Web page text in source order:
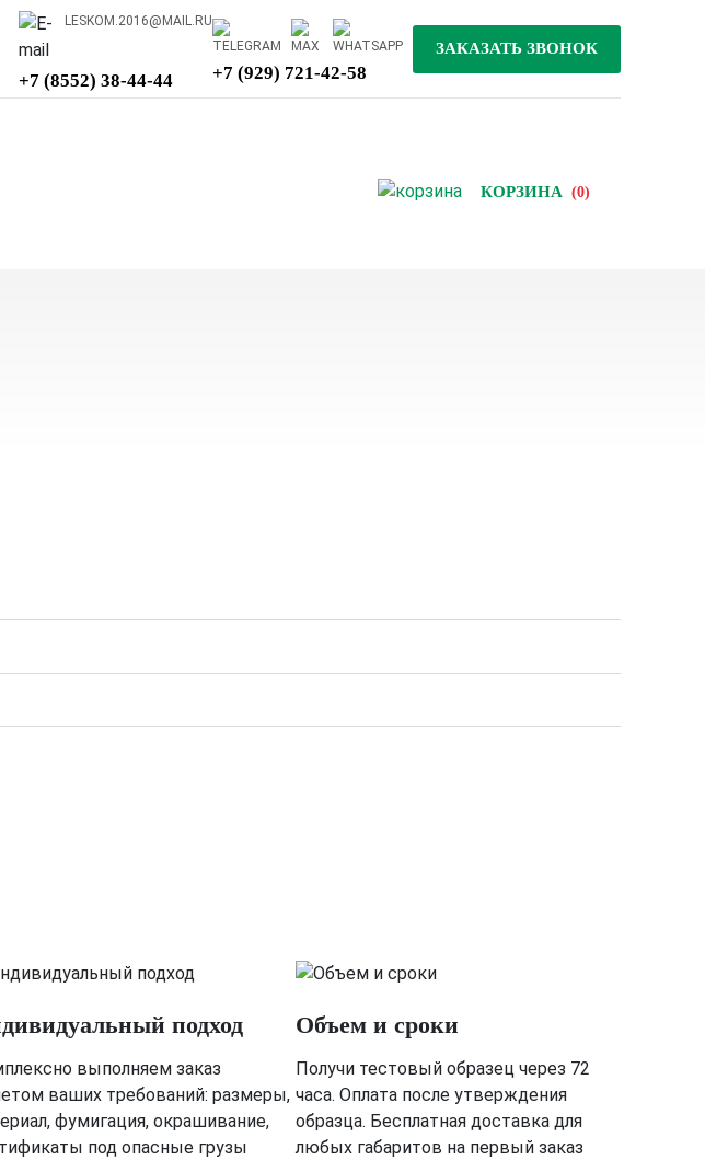
LESKOM.2016@MAIL.RU
+7 (8552) 38-44-44 +7 (929) 721-42-58
КОРЗИНА (0)
подход
выполняем заказ
ваших требований: размеры,
фумигация, окрашивание,
под опасные грузы
Объем и сроки
Получи тестовый образец через 72
часа. Оплата после утверждения
образца. Бесплатная доставка для
любых габаритов на первый заказ